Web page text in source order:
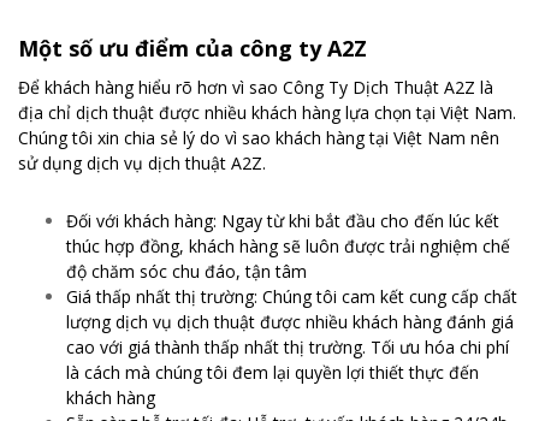
Một số ưu điểm của công ty A2Z
Để khách hàng hiểu rõ hơn vì sao Công Ty Dịch Thuật A2Z là
địa chỉ dịch thuật được nhiều khách hàng lựa chọn tại Việt Nam.
Chúng tôi xin chia sẻ lý do vì sao khách hàng tại Việt Nam nên
sử dụng dịch vụ dịch thuật A2Z.
Đối với khách hàng: Ngay từ khi bắt đầu cho đến lúc kết
thúc hợp đồng, khách hàng sẽ luôn được trải nghiệm chế
độ chăm sóc chu đáo, tận tâm
Giá thấp nhất thị trường: Chúng tôi cam kết cung cấp chất
lượng dịch vụ dịch thuật được nhiều khách hàng đánh giá
cao với giá thành thấp nhất thị trường. Tối ưu hóa chi phí
là cách mà chúng tôi đem lại quyền lợi thiết thực đến
khách hàng